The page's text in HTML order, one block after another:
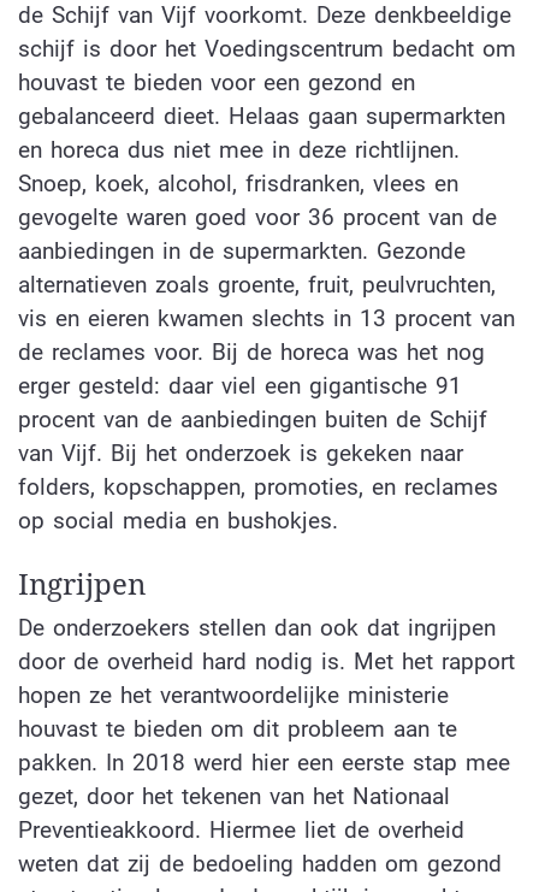
de Schijf van Vijf voorkomt. Deze denkbeeldige
schijf is door het Voedingscentrum bedacht om
houvast te bieden voor een gezond en
gebalanceerd dieet. Helaas gaan supermarkten
en horeca dus niet mee in deze richtlijnen.
Snoep, koek, alcohol, frisdranken, vlees en
gevogelte waren goed voor 36 procent van de
aanbiedingen in de supermarkten. Gezonde
alternatieven zoals groente, fruit, peulvruchten,
vis en eieren kwamen slechts in 13 procent van
de reclames voor. Bij de horeca was het nog
erger gesteld: daar viel een gigantische 91
procent van de aanbiedingen buiten de Schijf
van Vijf. Bij het onderzoek is gekeken naar
folders, kopschappen, promoties, en reclames
op social media en bushokjes.
Ingrijpen
De onderzoekers stellen dan ook dat ingrijpen
door de overheid hard nodig is. Met het rapport
hopen ze het verantwoordelijke ministerie
houvast te bieden om dit probleem aan te
pakken. In 2018 werd hier een eerste stap mee
gezet, door het tekenen van het Nationaal
Preventieakkoord. Hiermee liet de overheid
weten dat zij de bedoeling hadden om gezond